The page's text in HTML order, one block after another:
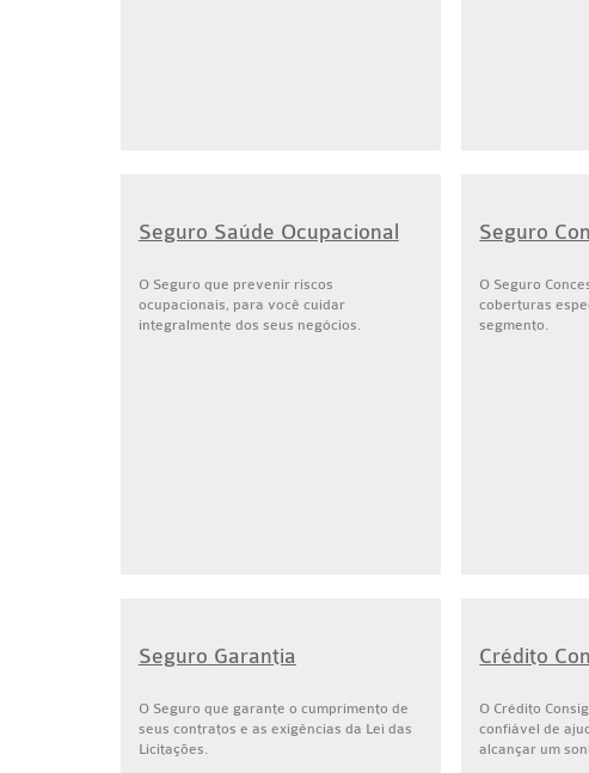
Seguro Saúde Ocupacional
O Seguro que prevenir riscos
ocupacionais, para você cuidar
integralmente dos seus negócios.
Seguro
O Seguro
coberturas
segmento.
Seguro Garantia
O Seguro que garante o cumprimento de
seus contratos e as exigências da Lei das
Licitações.
Crédito
O Crédito
confiável de
alcançar um